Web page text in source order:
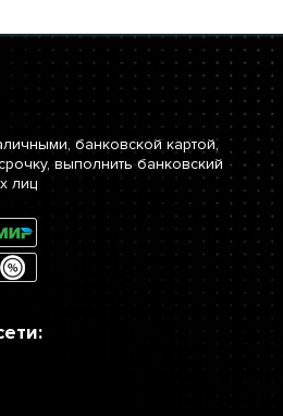
банковской картой,
выполнить банковский
лиц